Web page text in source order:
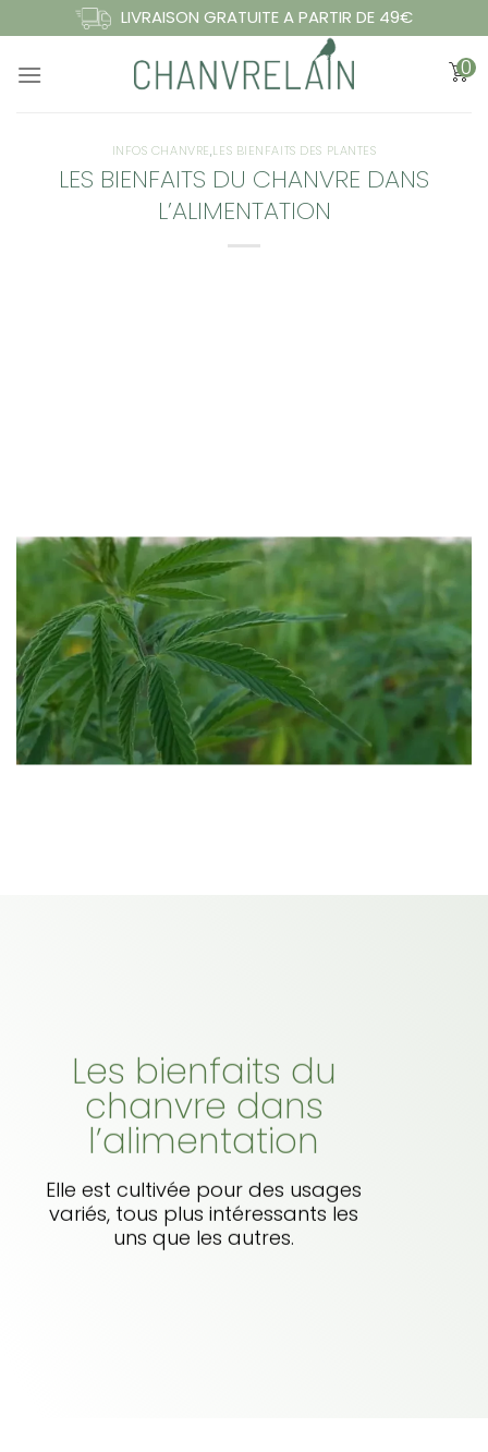
au
contenu
LIVRAISON GRATUITE A PARTIR DE 49€
0
INFOS CHANVRE,LES BIENFAITS DES PLANTES
LES BIENFAITS DU CHANVRE DANS
L’ALIMENTATION
Les bienfaits du
chanvre dans
l’alimentation
Elle est cultivée pour des usages
variés, tous plus intéressants les
uns que les autres.